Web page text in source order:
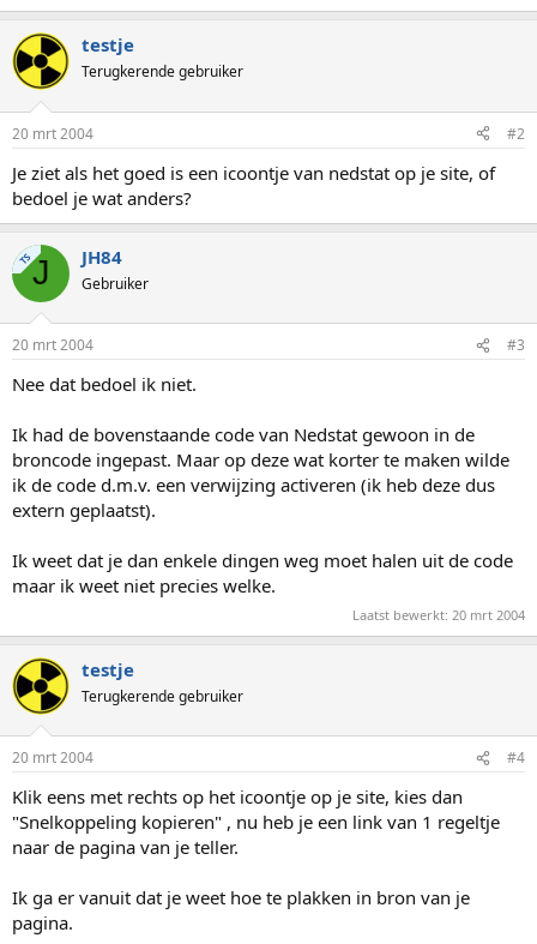
testje
Terugkerende gebruiker
20 mrt 2004 #2
Je ziet als het goed is een icoontje van nedstat op je site, of
bedoel je wat anders?
TSJ JH84
Gebruiker
20 mrt 2004 #3
Nee dat bedoel ik niet.
Ik had de bovenstaande code van Nedstat gewoon in de
broncode ingepast. Maar op deze wat korter te maken wilde
ik de code d.m.v. een verwijzing activeren (ik heb deze dus
extern geplaatst).
Ik weet dat je dan enkele dingen weg moet halen uit de code
maar ik weet niet precies welke.
Laatst bewerkt: 20 mrt 2004
testje
Terugkerende gebruiker
20 mrt 2004 #4
Klik eens met rechts op het icoontje op je site, kies dan
"Snelkoppeling kopieren" , nu heb je een link van 1 regeltje
naar de pagina van je teller.
Ik ga er vanuit dat je weet hoe te plakken in bron van je
pagina.